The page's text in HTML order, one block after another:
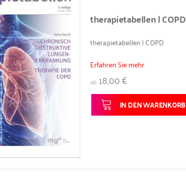
therapietabellen | COPD
therapietabellen | COPD
Erfahren Sie mehr
ab 18,00 €
IN DEN WARENKORB